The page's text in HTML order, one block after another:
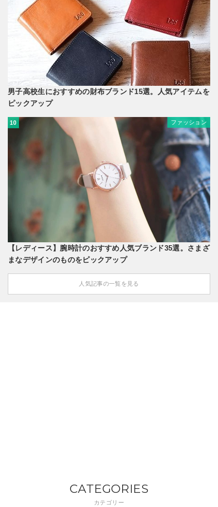
男子高校生におすすめの財布ブランド15選。人気アイテムを
ピックアップ
10 ファッション
【レディース】腕時計のおすすめ人気ブランド35選。さまざ
まなデザインのものをピックアップ
人気記事の一覧を見る
CATEGORIES
カテゴリー